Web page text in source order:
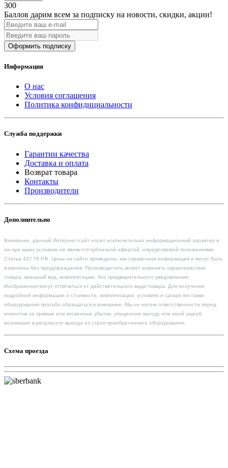
300
Баллов дарим всем за подписку на новости, скидки, акции!
Оформить подписку
Информация
О нас
Условия соглашения
Политика конфидициальности
Служба поддержки
Гарантии качества
Доставка и оплата
Возврат товара
Контакты
Производители
Дополнительно
Внимание, данный Интернет-сайт носит исключительно информационный характер и
ни при каких условиях не является публичной офертой, определяемой положениями
Статьи 437 ГК РФ. Цены на сайте приведены, как справочная информация и могут быть
изменены без предупреждения. Производитель может изменить характеристики
товара, внешний вид, комплектацию, без предварительного уведомления.
Изображения могут отличаться от действительного вида товара. Для получения
подробной информации о стоимости, комплектации, условиях и сроках поставки
оборудования просьба обращаться в компанию. Мы не несем ответственности перед
клиентом за прямые или косвенные убытки, упущенную выгоду или иной ущерб,
возникшие в результате выхода из строя приобретенного оборудования.
Схема проезда